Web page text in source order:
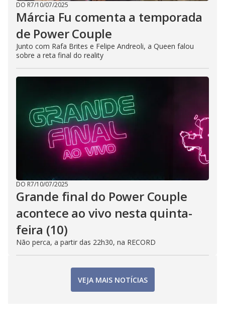
DO R7/10/07/2025
Márcia Fu comenta a temporada
de Power Couple
Junto com Rafa Brites e Felipe Andreoli, a Queen falou
sobre a reta final do reality
DO R7/10/07/2025
Grande final do Power Couple
acontece ao vivo nesta quinta-
feira (10)
Não perca, a partir das 22h30, na RECORD
VEJA MAIS NOTÍCIAS